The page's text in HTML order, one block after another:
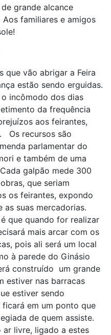
grande alcance
familiares e amigos
que vão abrigar a Feira
estão sendo erguidas.
incômodo dos dias
da frequência
aos feirantes,
Os recursos são
parlamentar do
e também de uma
galpão mede 300
que seriam
os feirantes, expondo
suas mercadorias.
que quando for realizar
mais arcar com os
pois ali será um local
à parede do Ginásio
construído um grande
estiver nas barracas
estiver sendo
em um ponto que
de quem assiste.
livre, ligado a estes